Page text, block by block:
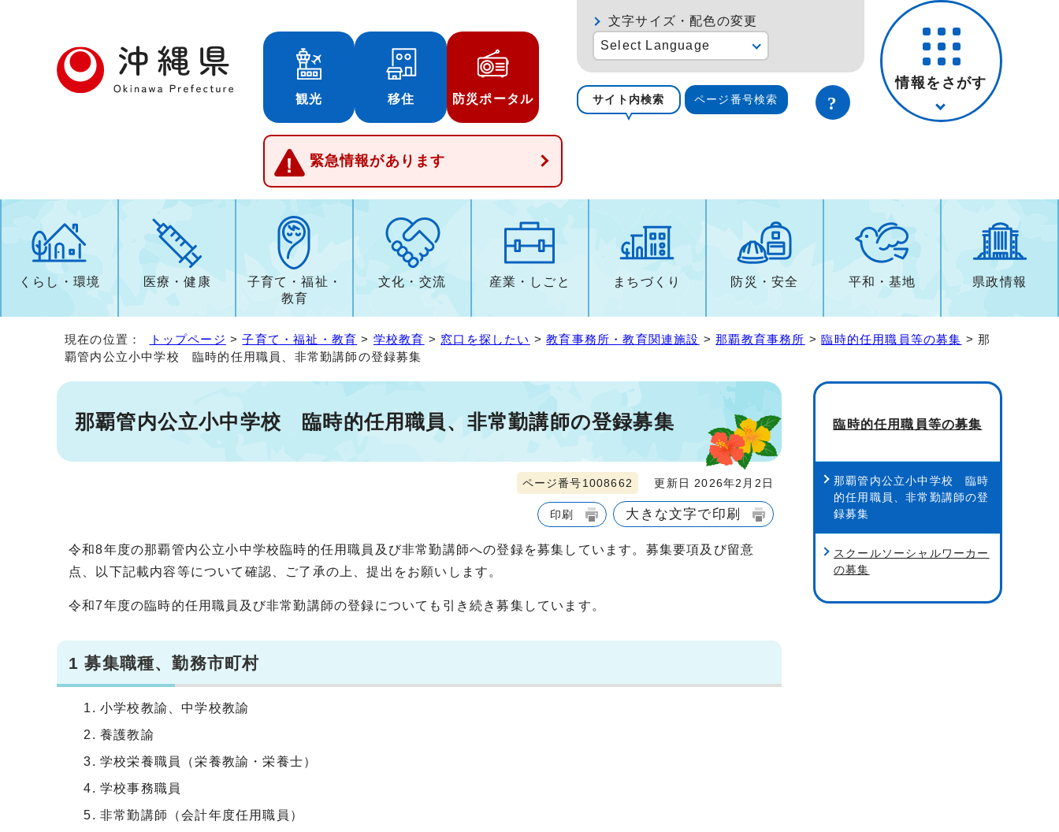
観光 移住 防災ポータル
緊急情報があります
文字サイズ・配色の変更
Select Language
サイト内検索 ページ番号検索
情報をさがす
くらし・環境 医療・健康
子育て・福祉・
教育
文化・交流 産業・しごと まちづくり 防災・安全 平和・基地 県政情報
現在の位置： トップページ >子育て・福祉・教育 > 学校教育 > 窓口を探したい >教育事務所・教育関連施設 >那覇教育事務所 >臨時的任用職員等の募集 > 那
覇管内公立小中学校 臨時的任用職員、非常勤講師の登録募集
那覇管内公立小中学校 臨時的任用職員、非常勤講師の登録募集
ページ番号1008662 更新日 2026年2月2日
印刷 大きな文字で印刷
令和8年度の那覇管内公立小中学校臨時的任用職員及び非常勤講師への登録を募集しています。募集要項及び留意
点、以下記載内容等について確認、ご了承の上、提出をお願いします。
令和7年度の臨時的任用職員及び非常勤講師の登録についても引き続き募集しています。
1 募集職種、勤務市町村
小学校教諭、中学校教諭
養護教諭
学校栄養職員（栄養教諭・栄養士）
学校事務職員
非常勤講師（会計年度任用職員）
臨時的任用職員等の募集
那覇管内公立小中学校 臨時
的任用職員、非常勤講師の登
録募集
スクールソーシャルワーカー
の募集